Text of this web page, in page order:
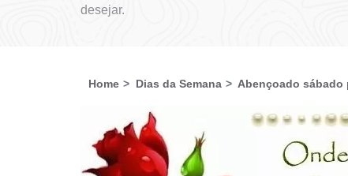
desejar.
Home Dias da Semana Abençoado sábado